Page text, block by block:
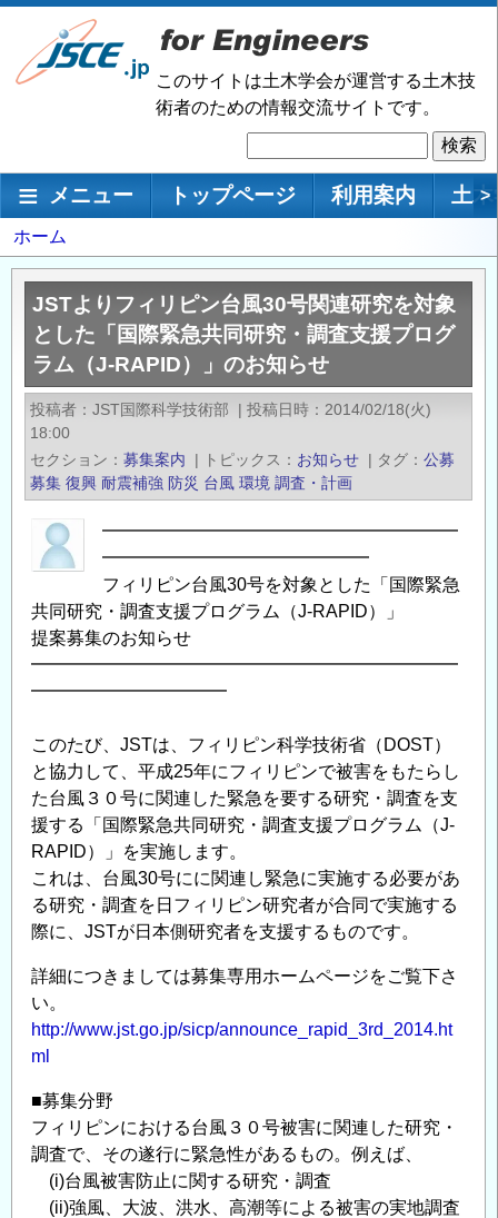
メ
ン
移
このサイトは土木学会が運営する土木技
術者のための情報交流サイトです。
索
メインナビゲーション
メニュー トップページ 利用案内 土 >
パ
ン
ホーム
JSTよりフィリピン台風30号関連研究を対象
とした「国際緊急共同研究・調査支援プログ
ラム（J-RAPID）」のお知らせ
投稿者 JST国際科学技術部 | 投稿日時
2014/02/18(火)
18:00
セクション
募集案内 | トピックス お知らせ | タグ
公募
募集 復興 耐震補強 防災 台風 環境 調査・計画
━━━━━━━━━━━━━━━━━━━━
━━━━━━━━━━━━━━━
フィリピン台風30号を対象とした「国際緊急
共同研究・調査支援プログラム（J-RAPID）」
提案募集のお知らせ
━━━━━━━━━━━━━━━━━━━━━━━━
━━━━━━━━━━━
このたび、JSTは、フィリピン科学技術省（DOST）
と協力して、平成25年にフィリピンで被害をもたらし
た台風３０号に関連した緊急を要する研究・調査を支
援する「国際緊急共同研究・調査支援プログラム（J-
RAPID）」を実施します。
これは、台風30号にに関連し緊急に実施する必要があ
る研究・調査を日フィリピン研究者が合同で実施する
際に、JSTが日本側研究者を支援するものです。
詳細につきましては募集専用ホームページをご覧下さ
い。
http://www.jst.go.jp/sicp/announce_rapid_3rd_2014.ht
ml
■募集分野
フィリピンにおける台風３０号被害に関連した研究・
調査で、その遂行に緊急性があるもの。例えば、
(i)台風被害防止に関する研究・調査
(ii)強風、大波、洪水、高潮等による被害の実地調査